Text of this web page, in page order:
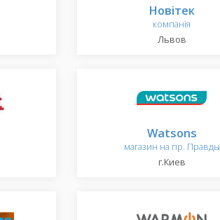
Новітек
компанія
Львов
Watsons
магазин на пр. Правды
г.Киев